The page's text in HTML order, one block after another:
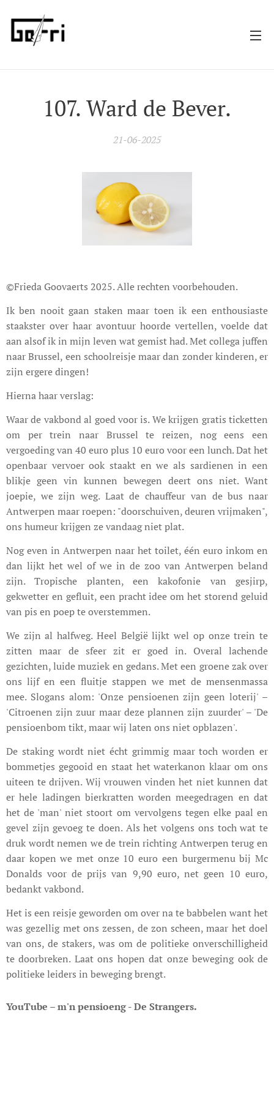
107. Ward de Bever.
21-06-2025
©Frieda Goovaerts 2025. Alle rechten voorbehouden.
Ik ben nooit gaan staken maar toen ik een enthousiaste
staakster over haar avontuur hoorde vertellen, voelde dat
aan alsof ik in mijn leven wat gemist had. Met collega juffen
naar Brussel, een schoolreisje maar dan zonder kinderen, er
zijn ergere dingen!
Hierna haar verslag:
Waar de vakbond al goed voor is. We krijgen gratis ticketten
om per trein naar Brussel te reizen, nog eens een
vergoeding van 40 euro plus 10 euro voor een lunch. Dat het
openbaar vervoer ook staakt en we als sardienen in een
blikje geen vin kunnen bewegen deert ons niet. Want
joepie, we zijn weg. Laat de chauffeur van de bus naar
Antwerpen maar roepen: "doorschuiven, deuren vrijmaken",
ons humeur krijgen ze vandaag niet plat.
Nog even in Antwerpen naar het toilet, één euro inkom en
dan lijkt het wel of we in de zoo van Antwerpen beland
zijn. Tropische planten, een kakofonie van gesjirp,
gekwetter en gefluit, een pracht idee om het storend geluid
van pis en poep te overstemmen.
We zijn al halfweg. Heel België lijkt wel op onze trein te
zitten maar de sfeer zit er goed in. Overal lachende
gezichten, luide muziek en gedans. Met een groene zak over
ons lijf en een fluitje stappen we met de mensenmassa
mee. Slogans alom: 'Onze pensioenen zijn geen loterij' –
'Citroenen zijn zuur maar deze plannen zijn zuurder' – 'De
pensioenbom tikt, maar wij laten ons niet opblazen'.
De staking wordt niet écht grimmig maar toch worden er
bommetjes gegooid en staat het waterkanon klaar om ons
uiteen te drijven. Wij vrouwen vinden het niet kunnen dat
er hele ladingen bierkratten worden meegedragen en dat
het de 'man' niet stoort om vervolgens tegen elke paal en
gevel zijn gevoeg te doen. Als het volgens ons toch wat te
druk wordt nemen we de trein richting Antwerpen terug en
daar kopen we met onze 10 euro een burgermenu bij Mc
Donalds voor de prijs van 9,90 euro, net geen 10 euro,
bedankt vakbond.
Het is een reisje geworden om over na te babbelen want het
was gezellig met ons zessen, de zon scheen, maar het doel
van ons, de stakers, was om de politieke onverschilligheid
te doorbreken. Laat ons hopen dat onze beweging ook de
politieke leiders in beweging brengt.
YouTube – m'n pensioeng - De Strangers.